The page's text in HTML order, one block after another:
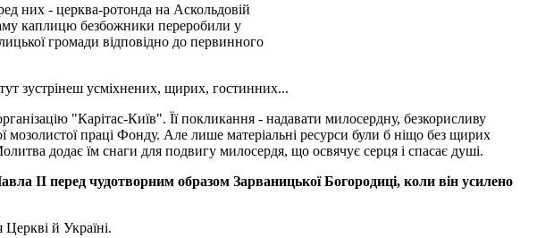
них - церква-ротонда на Аскольдовій
каплицю безбожники переробили у
громади відповідно до первинного
зустрінеш усміхнених, щирих, гостинних...
"Карітас-Київ". Її покликання - надавати милосердну, безкорисливу
праці Фонду. Але лише матеріальні ресурси були б ніщо без щирих
додає їм снаги для подвигу милосердя, що освячує серця і спасає душі.
ІІ перед чудотворним образом Зарваницької Богородиці, коли він усилено
й Україні.